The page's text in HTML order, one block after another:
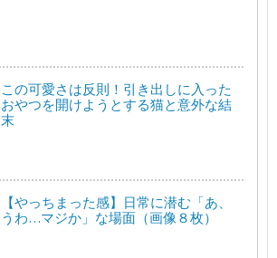
この可愛さは反則！引き出しに入った
おやつを開けようとする猫と意外な結
末
【やっちまった感】日常に潜む「あ、
うわ…マジか」な場面（画像８枚）